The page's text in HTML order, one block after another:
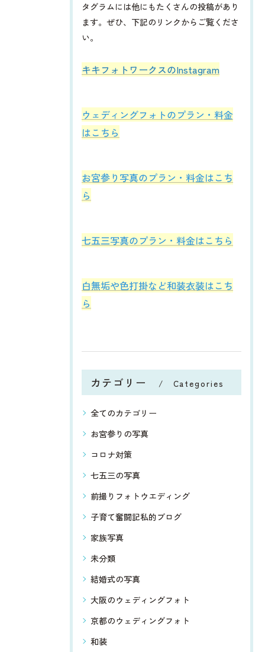
タグラムには他にもたくさんの投稿があり
ます。ぜひ、下記のリンクからご覧くださ
い。
​​​​キキフォトワークスのInstagram
ウェディングフォトのプラン・料金
はこちら
お宮参り写真のプラン・料金はこち
ら
七五三写真のプラン・料金はこちら
白無垢や色打掛など和装衣装はこち
ら
カテゴリー Categories
全てのカテゴリー
お宮参りの写真
コロナ対策
七五三の写真
前撮りフォトウエディング
子育て奮闘記私的ブログ
家族写真
未分類
結婚式の写真
大阪のウェディングフォト
京都のウェディングフォト
和装